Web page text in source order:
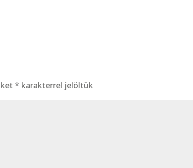
* karakterrel jelöltük